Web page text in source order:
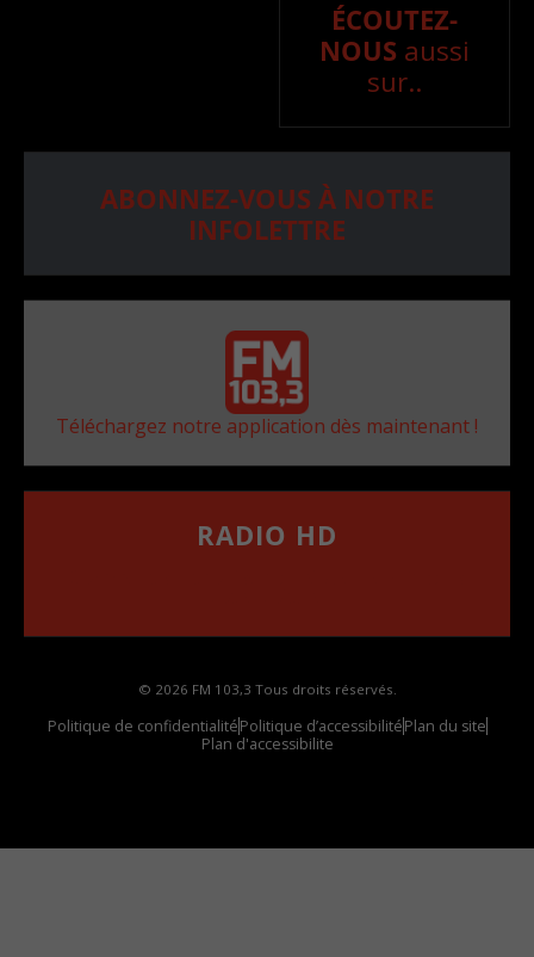
ÉCOUTEZ-
NOUS aussi
sur..
ABONNEZ-VOUS À NOTRE
INFOLETTRE
Téléchargez notre application dès maintenant !
RADIO HD
© 2026 FM 103,3 Tous droits réservés.
Politique de confidentialitéPolitique d’accessibilitéPlan du site
Plan d'accessibilite